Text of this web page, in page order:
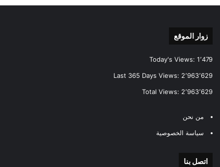
زوار الموقع
Today's Views: 1٬479
Last 365 Days Views: 2٬963٬629
Total Views: 2٬963٬629
من نحن
سياسة الخصوصية
اتصل بنا